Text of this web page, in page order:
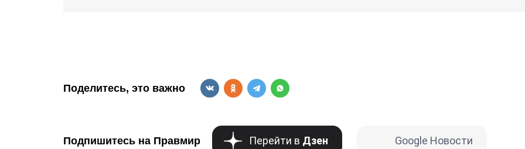
Поделитесь, это важно
Подпишитесь на Правмир Перейти в Дзен Google Новости